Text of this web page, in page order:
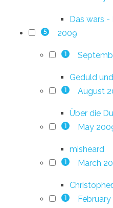
Das wars -
5 2009
1
Geduld
1 August
Über die
1 May
misheard
1 March
1